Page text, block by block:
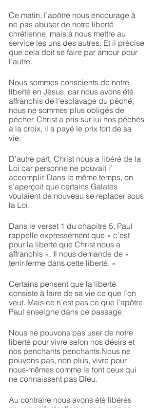
Ce matin, l’apôtre nous encourage à
ne pas abuser de notre liberté
chrétienne, mais à nous mettre au
service les uns des autres. Et il précise
que cela doit se faire par amour pour
l’autre.
Nous sommes conscients de notre
liberté en Jésus, car nous avons été
affranchis de l’esclavage du péché,
nous ne sommes plus obligés de
pécher. Christ a pris sur lui nos péchés
à la croix, il a payé le prix fort de sa
vie.
D’autre part, Christ nous a libéré de la
Loi car personne ne pouvait l’
accomplir. Dans le même temps, on
s’aperçoit que certains Galates
voulaient de nouveau se replacer sous
la Loi.
Dans le verset 1 du chapitre 5, Paul
rappelle expressément que « c’est
pour la liberté que Christ nous a
affranchis ». Il nous demande de «
tenir ferme dans cette liberté. »
Certains pensent que la liberté
consiste à faire de sa vie ce que l’on
veut. Mais ce n’est pas ce que l’apôtre
Paul enseigne dans ce passage.
Nous ne pouvons pas user de notre
liberté pour vivre selon nos désirs et
nos penchants penchants.Nous ne
pouvons pas, non plus, vivre pour
nous-mêmes comme le font ceux qui
ne connaissent pas Dieu.
Au contraire nous avons été libérés